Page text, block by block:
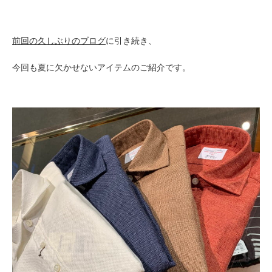
前回の久しぶりのブログに引き続き、
今回も夏に欠かせないアイテムのご紹介です。